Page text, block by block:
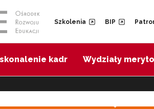
Szkolenia BIP
kadr Wydziały